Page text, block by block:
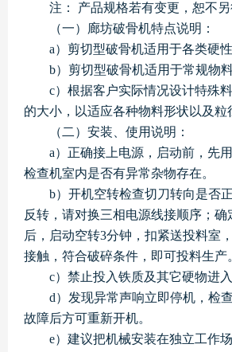
注： 产品规格若有变更，恕不另
（一）廊坊破骨机特点说明：
a）剪切型破骨机适用于各类硬性
b）剪切型破骨机适用于常规物料
c）根据客户实际情况设计特殊料
的大小，以适应各种物料形状以及粒
（二）安装、使用说明：
a）正确接上电源，启动前，先用
检查机室内是否有异常杂物存在。
b）开机空转检查切刀转向是否正
反转，请对换三相电源线接顺序；确
后，启动空转3分钟，扣紧送投料室
接触，符合破碎条件，即可投料生产
c）禁止投入铁质及其它硬物进入
d）发现异常声响立即停机，检查
故障后方可重新开机。
e）建议把机械安装在独立工作场